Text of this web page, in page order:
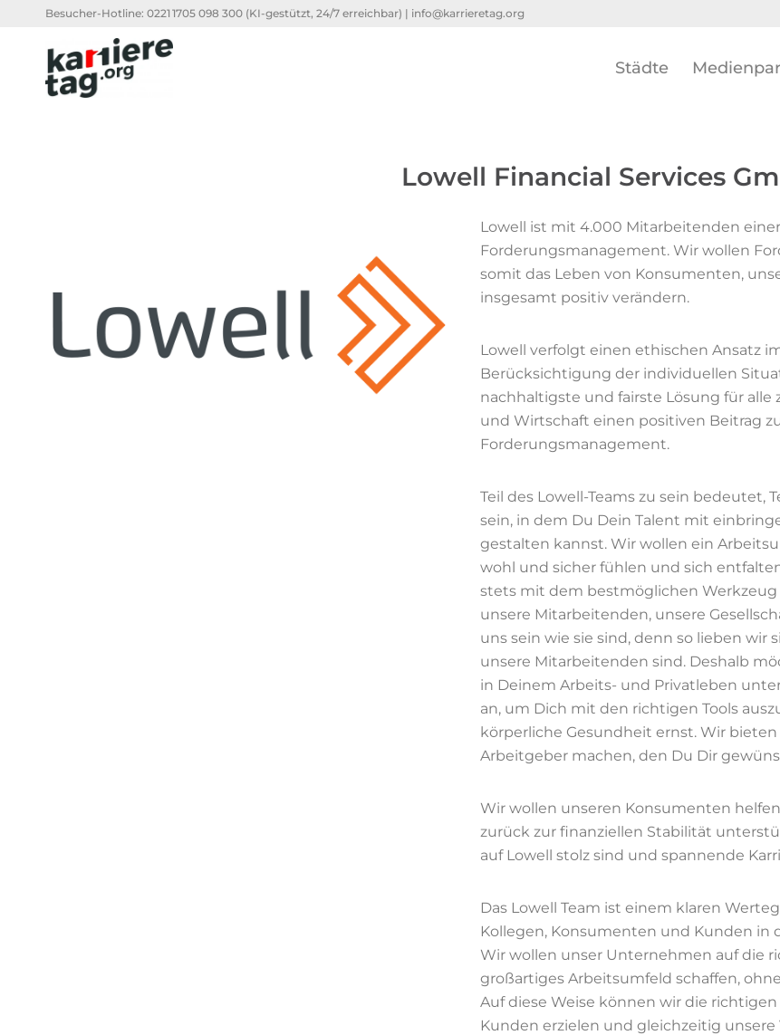
Besucher-Hotline: 0221 1705 098 300 (KI-gestützt, 24/7 erreichbar) | info@karrieretag.org
Städte
Lowell Financial Services
Lowell ist mit 4.000 Mitarbeitenden
Forderungsmanagement. Wir wollen
somit das Leben von Konsumenten,
insgesamt positiv verändern.
Lowell verfolgt einen ethischen Ansatz
Berücksichtigung der individuellen
nachhaltigste und fairste Lösung für alle
und Wirtschaft einen positiven Beitrag
Forderungsmanagement.
Teil des Lowell-Teams zu sein
sein, in dem Du Dein Talent mit
gestalten kannst. Wir wollen ein
wohl und sicher fühlen und sich
stets mit dem bestmöglichen
unsere Mitarbeitenden, unsere
uns sein wie sie sind, denn so lieben wir
unsere Mitarbeitenden sind. Deshalb
in Deinem Arbeits- und Privatleben
an, um Dich mit den richtigen Tools
körperliche Gesundheit ernst. Wir
Arbeitgeber machen, den Du Dir
Wir wollen unseren Konsumenten
zurück zur finanziellen Stabilität
auf Lowell stolz sind und spannende
Das Lowell Team ist einem klaren
Kollegen, Konsumenten und Kunden
Wir wollen unser Unternehmen auf die
großartiges Arbeitsumfeld schaffen,
Auf diese Weise können wir die
Kunden erzielen und gleichzeitig